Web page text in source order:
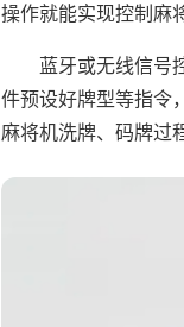
操作就能实现控制麻
蓝牙或无线信号
件预设好牌型等指令
麻将机洗牌、码牌过